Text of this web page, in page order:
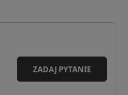
ZADAJ PYTANIE